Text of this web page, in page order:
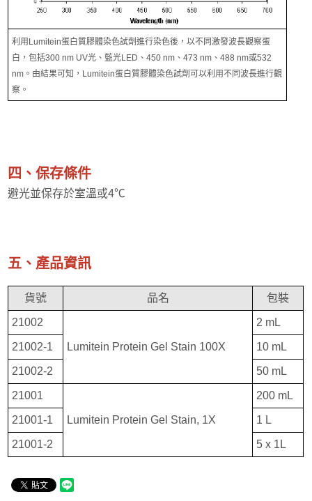
利用Lumitein蛋白質膠體染色試劑進行染色後，以不同激發波長觀察蛋
白，包括300 nm UV光、藍光LED、450 nm、473 nm、488 nm或532
nm。由結果可知，Lumitein蛋白質膠體染色試劑可以利用不同波長進行觀
察。
四、保存條件
避光並保存於室溫或4℃
五、產品資訊
貨號 品名 包裝
21002
Lumitein Protein Gel Stain 100X
2 mL
21002-1 10 mL
21002-2 50 mL
21001
Lumitein Protein Gel Stain, 1X
200 mL
21001-1 1 L
21001-2 5 x 1L